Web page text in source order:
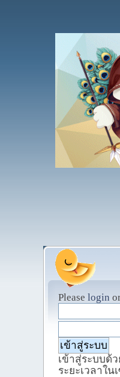
Please login
เข้าสู่ระบบด้
ระยะเวลาใน